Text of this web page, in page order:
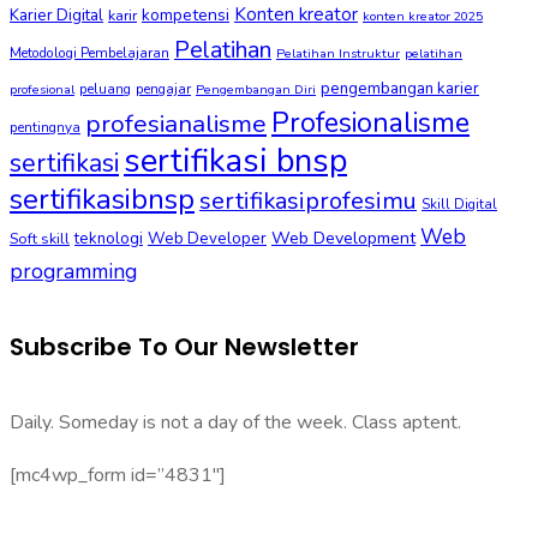
Karier Digital karir kompetensi Konten kreator konten kreator 2025
Metodologi Pembelajaran Pelatihan Pelatihan Instruktur pelatihan
profesional peluang pengajar Pengembangan Diri pengembangan karier
pentingnya profesianalisme Profesionalisme
sertifikasi sertifikasi bnsp
sertifikasibnsp sertifikasiprofesimu Skill Digital
Soft skill teknologi Web Developer Web Development Web
programming
Subscribe To Our Newsletter
Daily. Someday is not a day of the week. Class aptent.
[mc4wp_form id=”4831″]